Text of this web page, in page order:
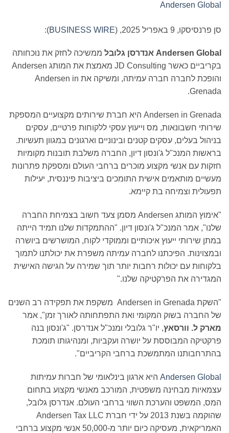
Andersen Global
סן פרנסיסקו, 9 באפריל 2025, ( BUSINESS WIRE
):
Andersen Global אנדרסן גלובל ממשיכה לחזק את נוכחותה
בקריביים כאשר JD Consulting מאמצת את המותג Andersen
והופכת לחברה חברה עמיתה, ומשיקה את Andersen in
Grenada.
Andersen in Grenada היא חברת שירותים מקצועיים המספקת
שירותי חשבונאות, מס וייעוץ עסקי ללקוחות פרטיים, עסקים
בניהול בעלים, עסקים קטנים ובינוניים וארגונים במגוון תעשיות.
בראשות המנכ"ל ג'ונסון דיון, החברה משלבת תובנות מקומיות
חזקות עם אנשי מקצוע מוכרים ברחבי העולם ומספקת פתרונות
מעשיים מותאמים אישית התומכים ביציבות פיננסית, יעילות
תפעולית וצמיחה בת קיימא.
"אימוץ המותג Andersen מסמן צעד חשוב בצמיחת החברה
שלנו", אמר המנכ"ל ג'ונסון דיון. "ההתמקדות שלנו תמיד הייתה
במתן שירותי ייעוץ איכותיים וממוקדי לקוח, המושרשים ביושרה
ובמצוינות. הפיכתנו לחברה עמיתה משפרת את יכולתנו לתמוך
בלקוחות עם יכולות רחבות יותר תוך שמירה על הגישה האישית
המגדירה את הפרקטיקה שלנו."
"השקת Andersen in Grenada משקפת את תפקידה רב השנים
של החברה בשוק המקומי ואת התפתחותה לאורך זמן", אמר
מארק ל. וורסאץ, יו"ר גלובלי ומנכ"ל אנדרסן. "ג'ונסון בנה
פרקטיקה המבוססת על יושרה ועקביות, ומנהיגותו תומכת
בהתרחבותנו המתמשכת ברחבי הקריביים".
Andersen Global היא ארגון בינלאומי של חברות עמיתות
עצמאיות מבחינה משפטית, המורכב מאנשי מקצוע בתחום
המס, המשפט והערכת השווי ברחבי העולם. אנדרסן גלובל,
שהוקמה בשנת 2013 על ידי חברת Andersen Tax LLC
האמריקאית, מעסיקה כיום יותר מ-50,000 אנשי מקצוע ברחבי